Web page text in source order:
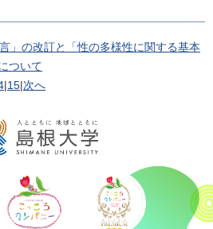
」の改訂と「性の多様性に関する基本
ついて
15 次へ